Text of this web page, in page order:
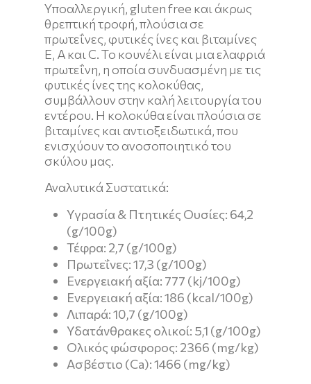
Υποαλλεργική, gluten free και άκρως
θρεπτική τροφή, πλούσια σε
πρωτεΐνες, φυτικές ίνες και βιταμίνες
Ε, Α και C. Το κουνέλι είναι μια ελαφριά
πρωτεΐνη, η οποία συνδυασμένη με τις
φυτικές ίνες της κολοκύθας,
συμβάλλουν στην καλή λειτουργία του
εντέρου. Η κολοκύθα είναι πλούσια σε
βιταμίνες και αντιοξειδωτικά, που
ενισχύουν το ανοσοποιητικό του
σκύλου μας.
Αναλυτικά Συστατικά:
Υγρασία & Πτητικές Ουσίες: 64,2
(g/100g)
Τέφρα: 2,7 (g/100g)
Πρωτεΐνες: 17,3 (g/100g)
Ενεργειακή αξία: 777 (kj/100g)
Ενεργειακή αξία: 186 (kcal/100g)
Λιπαρά: 10,7 (g/100g)
Υδατάνθρακες ολικοί: 5,1 (g/100g)
Ολικός φώσφορος: 2366 (mg/kg)
Ασβέστιο (Ca): 1466 (mg/kg)